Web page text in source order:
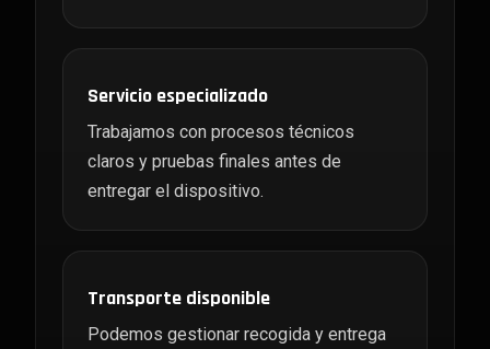
Servicio especializado
Trabajamos con procesos técnicos
claros y pruebas finales antes de
entregar el dispositivo.
Transporte disponible
Podemos gestionar recogida y entrega